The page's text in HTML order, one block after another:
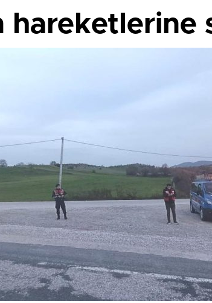
hareketlerine